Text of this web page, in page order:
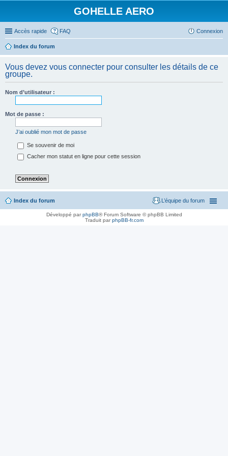
GOHELLE AERO
Accès rapide FAQ Connexion
Index du forum
Vous devez vous connecter pour consulter les détails de ce
groupe.
Nom d’utilisateur :
Mot de passe :
J’ai oublié mon mot de passe
Se souvenir de moi
Cacher mon statut en ligne pour cette session
Index du forum L’équipe du forum
Développé parphpBB® Forum Software © phpBB Limited
Traduit parphpBB-fr.com